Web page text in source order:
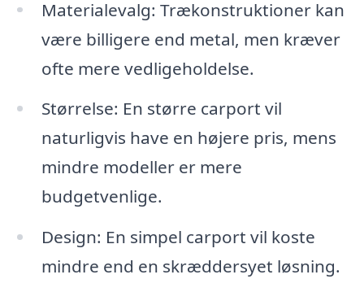
Materialevalg: Trækonstruktioner kan
være billigere end metal, men kræver
ofte mere vedligeholdelse.
Størrelse: En større carport vil
naturligvis have en højere pris, mens
mindre modeller er mere
budgetvenlige.
Design: En simpel carport vil koste
mindre end en skræddersyet løsning.